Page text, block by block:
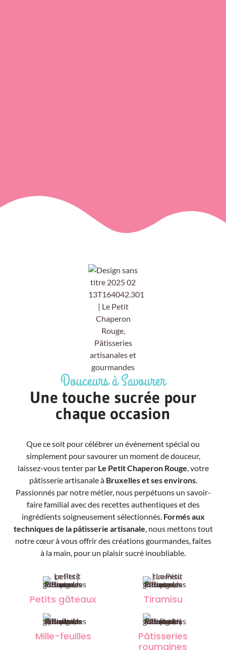
Douceurs à Savourer
Une touche sucrée pour
chaque occasion
Que ce soit pour célébrer un événement spécial ou
simplement pour savourer un moment de douceur,
laissez-vous tenter par Le Petit Chaperon Rouge, votre
pâtisserie artisanale à Bruxelles et ses environs.
Passionnés par notre métier, nous perpétuons un savoir-
faire familial avec des recettes authentiques et des
ingrédients soigneusement sélectionnés. Formés aux
techniques de la pâtisserie artisanale, nous mettons tout
notre cœur à vous offrir des créations gourmandes, faites
à la main, pour un plaisir sucré inoubliable.
Petits gâteaux Tiramisu
Mille-feuilles
Pâtisseries
roumaines